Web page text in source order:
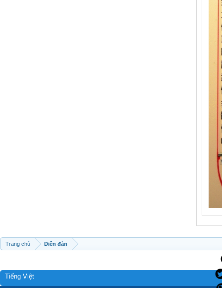
Trang chủ Diễn đàn
Tiếng Việt